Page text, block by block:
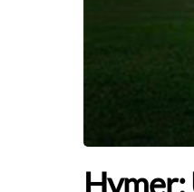
Hymer: